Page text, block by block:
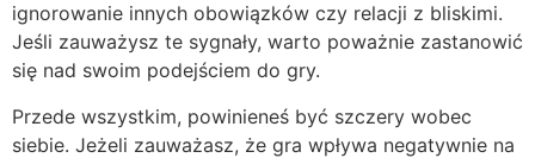
ignorowanie innych obowiązków czy relacji z bliskimi.
Jeśli zauważysz te sygnały, warto poważnie zastanowić
się nad swoim podejściem do gry.
Przede wszystkim, powinieneś być szczery wobec
siebie. Jeżeli zauważasz, że gra wpływa negatywnie na